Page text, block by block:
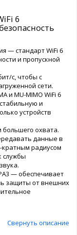
6
— стандарт WiFi 6
и пропускной
с, чтобы с
сети.
и MU-MIMO WiFi 6
и
устройств
большего охвата.
данные в
кратным радиусом
службы
— обеспечивает
защиты от внешних
Свернуть описание